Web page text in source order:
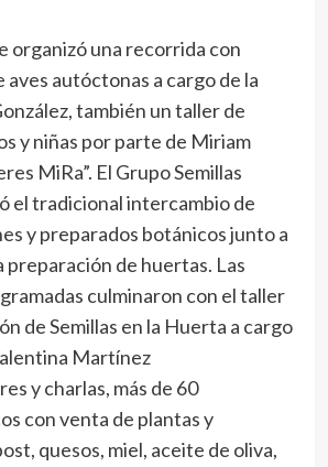
organizó una recorrida con
autóctonas a cargo de la
también un taller de
y niñas por parte de Miriam
MiRa”. El Grupo Semillas
el tradicional intercambio de
y preparados botánicos junto a
preparación de huertas. Las
culminaron con el taller
de Semillas en la Huerta a cargo
Martínez
y charlas, más de 60
con venta de plantas y
quesos, miel, aceite de oliva,